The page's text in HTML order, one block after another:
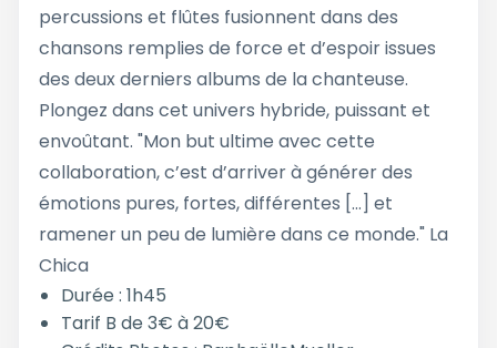
percussions et flûtes fusionnent dans des
chansons remplies de force et d’espoir issues
des deux derniers albums de la chanteuse.
Plongez dans cet univers hybride, puissant et
envoûtant. "Mon but ultime avec cette
collaboration, c’est d’arriver à générer des
émotions pures, fortes, différentes […] et
ramener un peu de lumière dans ce monde." La
Chica
Durée : 1h45
Tarif B de 3€ à 20€